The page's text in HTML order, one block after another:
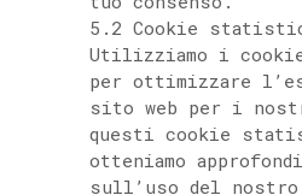
5.2 Cookie
Utilizziamo i
per ottimizzare
sito web per i
questi cookie
otteniamo
sull’uso del